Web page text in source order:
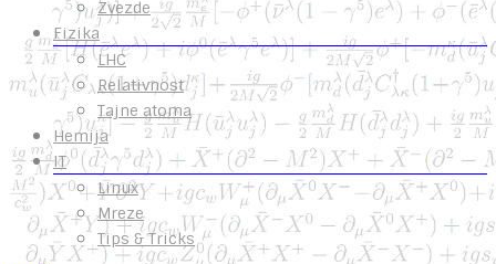
Zvezde
Fizika
LHC
Relativnost
Tajne atoma
Hemija
IT
Linux
Mreze
Tips & Tricks